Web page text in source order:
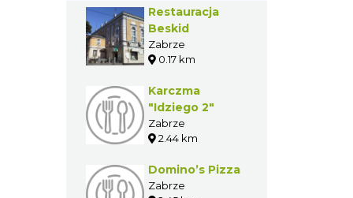
GASTRONOMIA W
Restauracja
Beskid
Zabrze
Karczma